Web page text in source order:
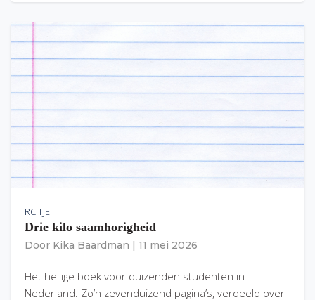
RC'TJE
Drie kilo saamhorigheid
Door Kika Baardman 11 mei 2026
Het heilige boek voor duizenden studenten in
Nederland. Zo’n zevenduizend pagina’s, verdeeld over